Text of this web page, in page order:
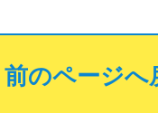
前のページへ